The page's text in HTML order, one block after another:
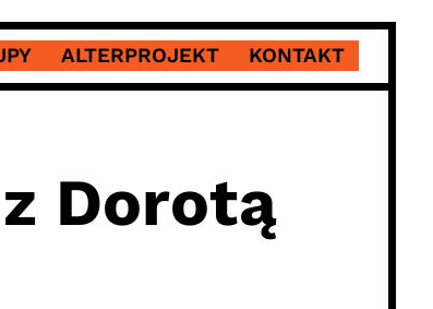
ALTERPROJEKT KONTAKT
Dorotą